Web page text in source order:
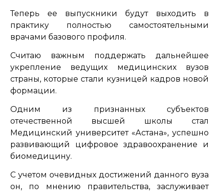
Теперь ее выпускники будут выходить в
практику полностью самостоятельными
врачами базового профиля.
Считаю важным поддержать дальнейшее
укрепление ведущих медицинских вузов
страны, которые стали кузницей кадров новой
формации.
Одним из признанных субъектов
отечественной высшей школы стал
Медицинский университет «Астана», успешно
развивающий цифровое здравоохранение и
биомедицину.
С учетом очевидных достижений данного вуза
он, по мнению правительства, заслуживает